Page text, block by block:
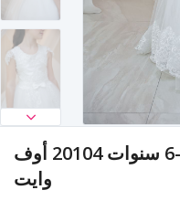
فستان فتاة باريس 2-6 سنوات 20104 أوف
وايت